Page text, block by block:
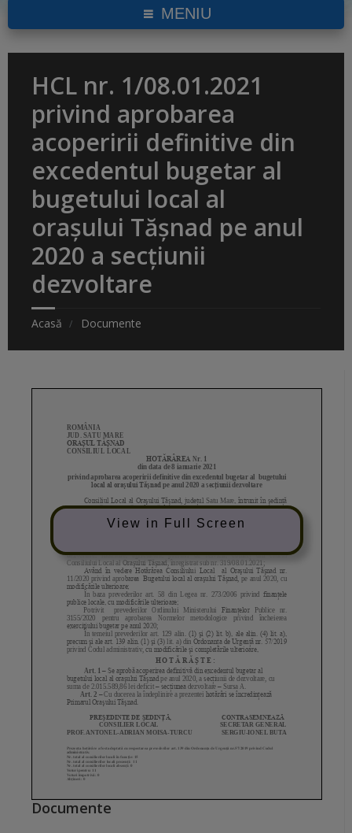
MENIU
HCL nr. 1/08.01.2021
privind aprobarea
acoperirii definitive din
excedentul bugetar al
bugetului local al
oraşului Tășnad pe anul
2020 a secțiunii
dezvoltare
Acasă Documente
View in Full Screen
Documente